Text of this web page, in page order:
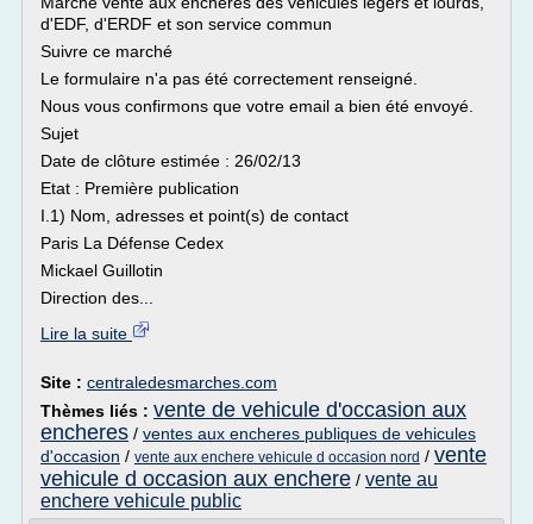
d'EDF, d'ERDF et son service commun
Suivre ce marché
Le formulaire n'a pas été correctement renseigné.
Nous vous confirmons que votre email a bien été envoyé.
Sujet
Date de clôture estimée : 26/02/13
Etat : Première publication
I.1) Nom, adresses et point(s) de contact
Paris La Défense Cedex
Mickael Guillotin
Direction des...
Lire la suite
Site : centraledesmarches.com
Thèmes liés : vente de vehicule d'occasion aux
encheres / ventes aux encheres publiques de vehicules
d'occasion / vente aux enchere vehicule d occasion nord / vente
vehicule d occasion aux enchere / vente au
enchere vehicule public